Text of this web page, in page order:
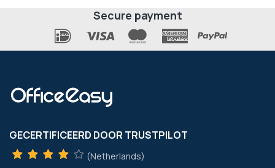
Secure payment
GECERTIFICEERD DOOR TRUSTPILOT
(Netherlands)